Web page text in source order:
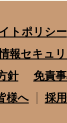
トポリシー
報セキュ
針
免責
様へ
採